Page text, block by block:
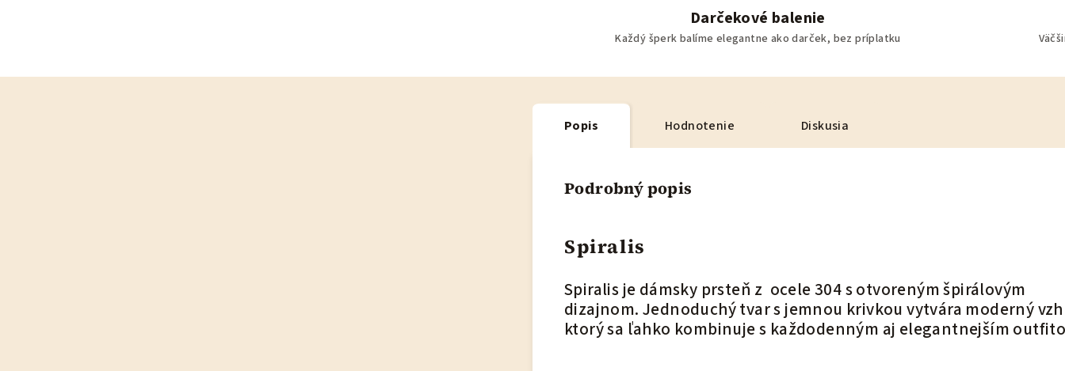
Darčekové balenie
Každý šperk balíme elegantne ako darček, bez príplatku
Popis Hodnotenie Diskusia
Podrobný popis
Spiralis
Spiralis je dámsky prsteň z ocele 304 s otvoreným špirálovým
dizajnom. Jednoduchý tvar s jemnou krivkou vytvára moderný
ktorý sa ľahko kombinuje s každodenným aj elegantnejším